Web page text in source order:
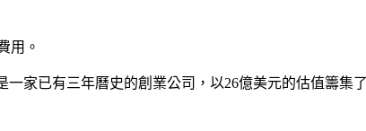
用。
家已有三年曆史的創業公司，以26億美元的估值籌集